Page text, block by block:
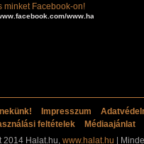
minket Facebook-on!
www.halat.hu
Impresszum
feltételek
Médiaajánlat
2014 Halat.hu, www.halat.hu |